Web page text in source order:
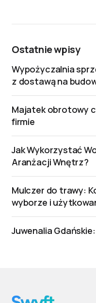
Ostatnie wpisy
Wypożyczalnia
z dostawą na
Majatek obrotowy
firmie
Jak Wykorzystać
Aranżacji Wnętrz?
Mulczer do trawy:
wyborze i
Juwenalia